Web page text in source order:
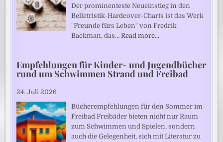
Der prominenteste Neueinstieg in den
Belletristik-Hardcover-Charts ist das Werk
"Freunde fürs Leben" von Fredrik
Backman, das…Read more…
Empfehlungen für Kinder- und Jugendbücher
rund um Schwimmen Strand und Freibad
24. Juli 2026
Bücherempfehlungen für den Sommer im
Freibad Freibäder bieten nicht nur Raum
zum Schwimmen und Spielen, sondern
auch die Gelegenheit, sich mit Literatur zu